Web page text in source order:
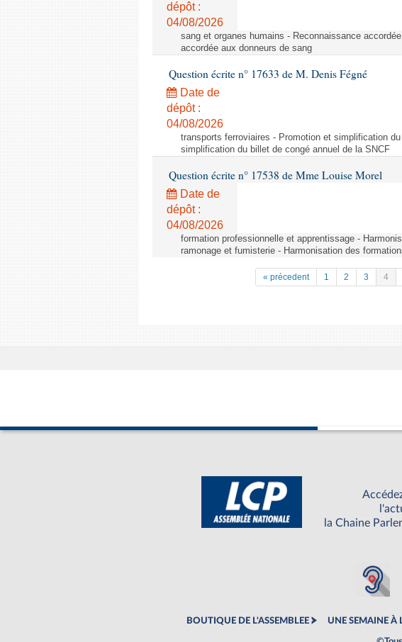
dépôt :
04/08/2026
sang et organes humains - Reconnaissance
accordée aux donneurs de sang
Question écrite n° 17633 de M. Denis Fégné
Date de
dépôt :
04/08/2026
transports ferroviaires - Promotion et simplification
simplification du billet de congé annuel de la SNCF
Question écrite n° 17538 de Mme Louise Morel
Date de
dépôt :
04/08/2026
formation professionnelle et apprentissage -
ramonage et fumisterie - Harmonisation des
« précedent 1 2 3 4
la Chaine
BOUTIQUE DE L'ASSEMBLEE UNE SEMAINE À